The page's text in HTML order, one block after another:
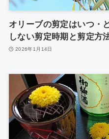
オリーブの剪定はいつ・
しない剪定時期と剪定方
2026年1月14日